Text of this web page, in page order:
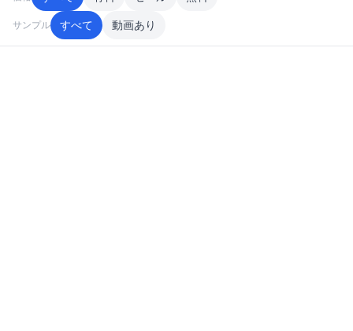
サンプル すべて 動画あり